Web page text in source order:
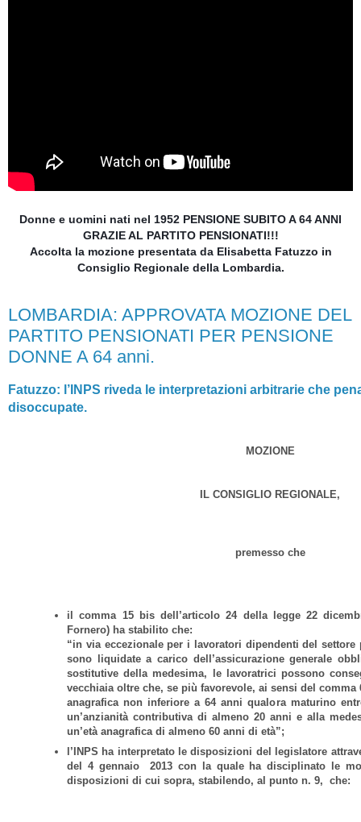
Donne e uomini nati nel 1952 PENSIONE SUBITO A 64 ANNI
GRAZIE AL PARTITO PENSIONATI!!!
Accolta la mozione presentata da Elisabetta Fatuzzo in
Consiglio Regionale della Lombardia.
LOMBARDIA: APPROVATA MOZIONE DEL
PARTITO PENSIONATI PER PENSIONE
DONNE A 64 anni.
Fatuzzo: l’INPS riveda le interpretazioni arbitrarie che
disoccupate.
MOZIONE
IL CONSIGLIO REGIONALE,
premesso che
il comma 15 bis dell’articolo 24 della legge 22
Fornero) ha stabilito che:
“in via eccezionale per i lavoratori dipendenti del
sono liquidate a carico dell’assicurazione generale
sostitutive della medesima, le lavoratrici possono
vecchiaia oltre che, se più favorevole, ai sensi del comma
anagrafica non inferiore a 64 anni qualora maturino
un’anzianità contributiva di almeno 20 anni e alla
un’età anagrafica di almeno 60 anni di età”;
l’INPS ha interpretato le disposizioni del legislatore
del 4 gennaio 2013 con la quale ha disciplinato le
disposizioni di cui sopra, stabilendo, al punto n. 9, che: